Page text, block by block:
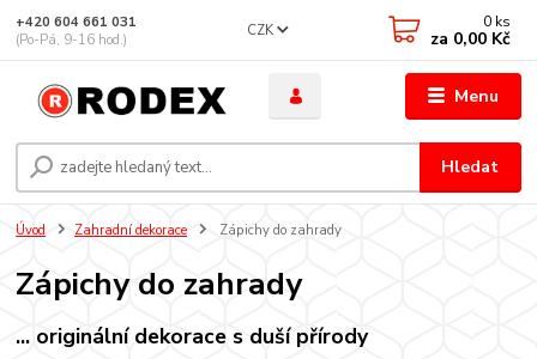
Menu
CZK
Hledat
+420 604 661 031
(Po-Pá, 9-16 hod.)
0 ks
za 0,00 Kč
Úvod Zahradní dekorace Zápichy do zahrady
Zápichy do zahrady
... originální dekorace s duší přírody